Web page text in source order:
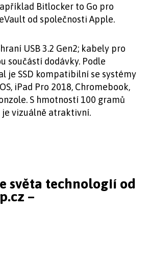
Bitlocker to Go pro
od společnosti Apple.
USB 3.2 Gen2; kabely pro
součástí dodávky. Podle
je SSD kompatibilní se systémy
iPad Pro 2018, Chromebook,
S hmotností 100 gramů
vizuálně atraktivní.
světa technologií od
–